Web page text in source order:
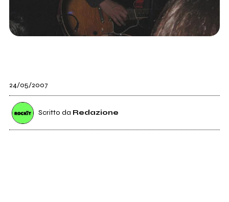
24/05/2007
Scritto da Redazione